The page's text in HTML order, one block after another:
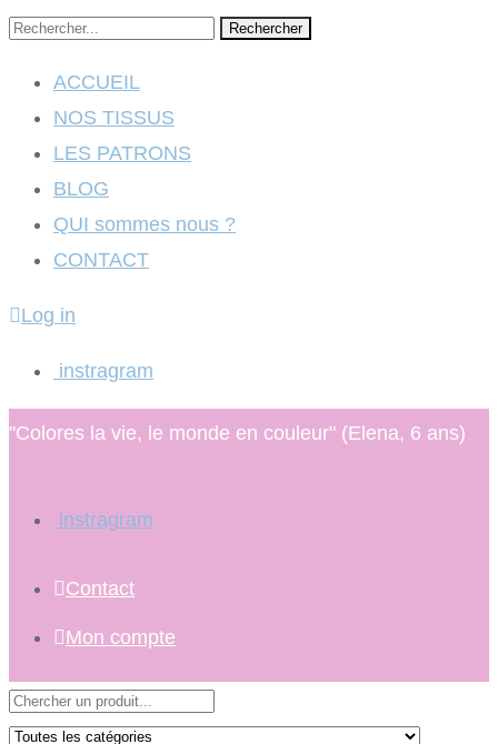
Rechercher
ACCUEIL
NOS TISSUS
LES PATRONS
BLOG
QUI sommes nous ?
CONTACT
Log in
instragram
"Colores la vie, le monde en couleur" (Elena, 6 ans)
instragram
Contact
Mon compte